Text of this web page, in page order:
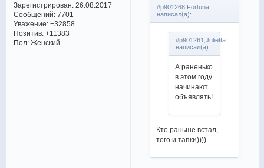
Зарегистрирован: 26.08.2017
Сообщений:7701
Уважение: +32858
Позитив: +11383
Пол:Женский
#p901268,Fortuna
написал(а):
#p901261,Julietta
написал(а):
А раненько
в этом году
начинают
объявлять!
Кто раньше встал,
того и тапки))))